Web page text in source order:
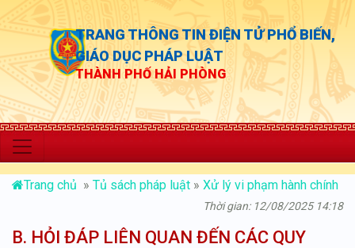
TRANG THÔNG TIN ĐIỆN TỬ PHỔ BIẾN,
GIÁO DỤC PHÁP LUẬT
THÀNH PHỐ HẢI PHÒNG
Trang chủ » Tủ sách pháp luật » Xử lý vi phạm hành chính
Thời gian: 12/08/2025 14:18
B. HỎI ĐÁP LIÊN QUAN ĐẾN CÁC QUY